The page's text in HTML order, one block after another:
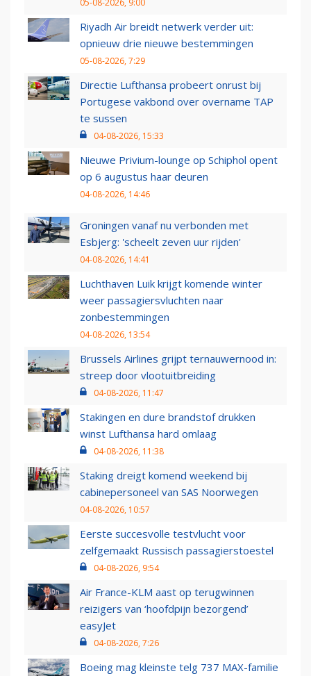
05-08-2026, 9:00
Riyadh Air breidt netwerk verder uit:
opnieuw drie nieuwe bestemmingen
05-08-2026, 7:29
Directie Lufthansa probeert onrust bij
Portugese vakbond over overname TAP
te sussen
04-08-2026, 15:33
Nieuwe Privium-lounge op Schiphol opent
op 6 augustus haar deuren
04-08-2026, 14:46
Groningen vanaf nu verbonden met
Esbjerg: 'scheelt zeven uur rijden'
04-08-2026, 14:41
Luchthaven Luik krijgt komende winter
weer passagiersvluchten naar
zonbestemmingen
04-08-2026, 13:54
Brussels Airlines grijpt ternauwernood in:
streep door vlootuitbreiding
04-08-2026, 11:47
Stakingen en dure brandstof drukken
winst Lufthansa hard omlaag
04-08-2026, 11:38
Staking dreigt komend weekend bij
cabinepersoneel van SAS Noorwegen
04-08-2026, 10:57
Eerste succesvolle testvlucht voor
zelfgemaakt Russisch passagierstoestel
04-08-2026, 9:54
Air France-KLM aast op terugwinnen
reizigers van ‘hoofdpijn bezorgend’
easyJet
04-08-2026, 7:26
Boeing mag kleinste telg 737 MAX-familie